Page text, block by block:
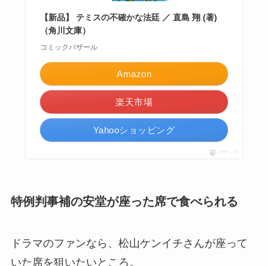
【新品】 テミスの不確かな法廷 ／ 直島 翔 (著)
（角川文庫）
コミックバザール
Amazon
楽天市場
Yahooショッピング
ポチップ
特例判事補の安堂が座った席で食べられる
ドラマのファンなら、松山ケンイチさんが座って
いた席を狙いたいところ。